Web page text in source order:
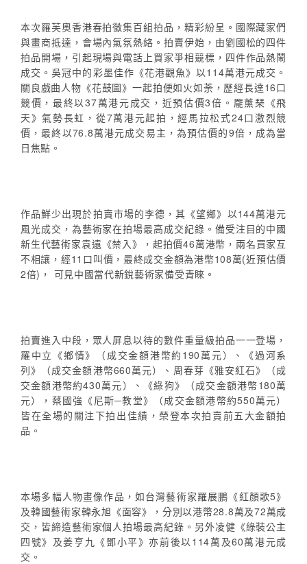
本次羅芙奧香港春拍徵集百組拍品，精彩紛呈。國際藏家們
與畫商抵達，會場內氣氛熱絡。拍賣伊始，由劉國松的四件
拍品開場，引起現場與電話上買家爭相競標，四件作品熱鬧
成交。吳冠中的彩墨佳作《花港觀魚》以114萬港元成交。
關良戲曲人物《花鼓圖》一起拍便如火如荼，歷經長達16口
競價，最終以37萬港元成交，近預估價3倍。龎薰琹《飛
天》氣勢長虹，從7萬港元起拍，經馬拉松式24口激烈競
價，最終以76.8萬港元成交易主，為預估價的9倍，成為當
日焦點。
作品鮮少出現於拍賣市場的李德，其《望鄉》以144萬港元
風光成交，為藝術家在拍場最高成交紀錄。備受注目的中國
新生代藝術家袁遠《禁入》，起拍價46萬港幣，兩名買家互
不相讓，經11口叫價，最終成交金額為港幣108萬(近預估價
2倍)， 可見中國當代新銳藝術家備受青睞。
拍賣進入中段，眾人屏息以待的數件重量級拍品一一登場，
羅中立《鄉情》（成交金額港幣約190萬元）、《過河系
列》（成交金額港幣660萬元）、周春芽《雅安紅石》（成
交金額港幣約430萬元）、《綠狗》（成交金額港幣180萬
元），蔡國強《尼斯─教堂》（成交金額港幣約550萬元）
皆在全場的關注下拍出佳績，榮登本次拍賣前五大金額拍
品。
本場多幅人物畫像作品，如台灣藝術家羅展鵬《紅顏歌5》
及韓國藝術家韓永旭《面容》，分別以港幣28.8萬及72萬成
交，皆締造藝術家個人拍場最高紀錄。另外凌健《綠裝公主
四號》及姜亨九《鄧小平》亦前後以114萬及60萬港元成
交。